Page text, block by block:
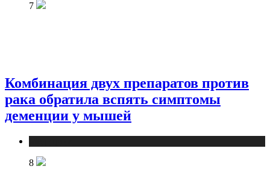
7
Комбинация двух препаратов против
рака обратила вспять симптомы
деменции у мышей
8